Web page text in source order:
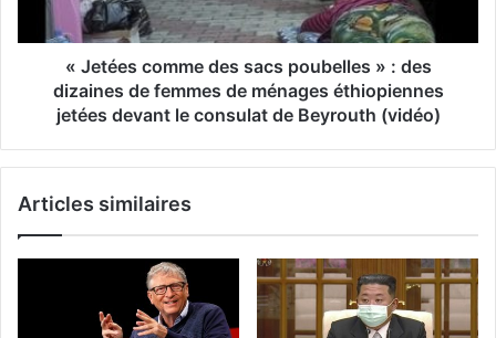
« Jetées comme des sacs poubelles » : des
dizaines de femmes de ménages éthiopiennes
jetées devant le consulat de Beyrouth (vidéo)
Articles similaires